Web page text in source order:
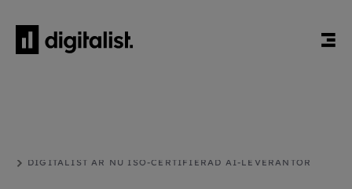
DIGITALIST ÄR NU ISO-CERTIFIERAD AI-LEVERANTÖR